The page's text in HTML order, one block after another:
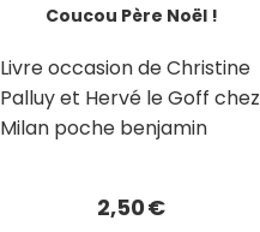
Coucou Père Noël !
Livre occasion de Christine
Palluy et Hervé le Goff chez
Milan poche benjamin
2,50€